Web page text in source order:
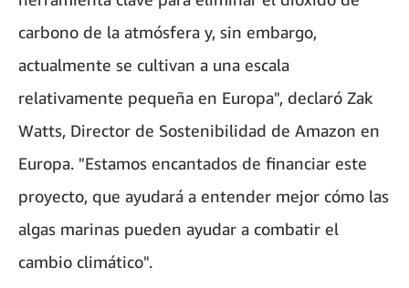
carbono de la atmósfera y, sin embargo,
actualmente se cultivan a una escala
relativamente pequeña en Europa", declaró Zak
Watts, Director de Sostenibilidad de Amazon en
Europa. "Estamos encantados de financiar este
proyecto, que ayudará a entender mejor cómo las
algas marinas pueden ayudar a combatir el
cambio climático".